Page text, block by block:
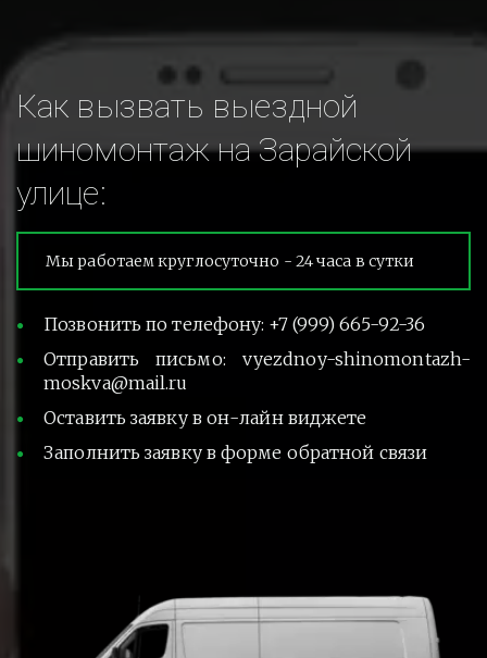
Как вызвать выездной
шиномонтаж на Зарайской
улице:
Мы работаем круглосуточно - 24 часа в сутки
Позвонить по телефону: +7 (999) 665-92-36
Отправить письмо: vyezdnoy-shinomontazh-
moskva@mail.ru
Оставить заявку в он-лайн виджете
Заполнить заявку в форме обратной связи